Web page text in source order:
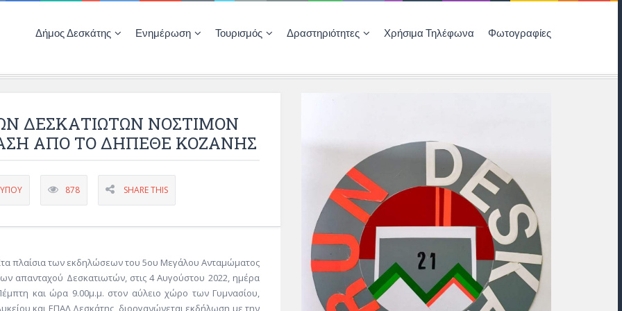
Δήμος Δεσκάτης Ενημέρωση Τουρισμός Δραστηριότητες Χρήσιμα Τηλέφωνα Φωτογραφίες
ΔΕΣΚΑΤΙΩΤΩΝ ΝΟΣΤΙΜΟΝ
ΑΠΟ ΤΟ ΔΗΠΕΘΕ ΚΟΖΑΝΗΣ
878 SHARE THIS
πλαίσια των εκδηλώσεων του 5ου Μεγάλου Ανταμώματος
απανταχού Δεσκατιωτών, στις 4 Αυγούστου 2022, ημέρα
και ώρα 9.00μ.μ. στον αύλειο χώρο των Γυμνασίου,
και ΕΠΑΛ Δεσκάτης, διοργανώνεται εκδήλωση με την